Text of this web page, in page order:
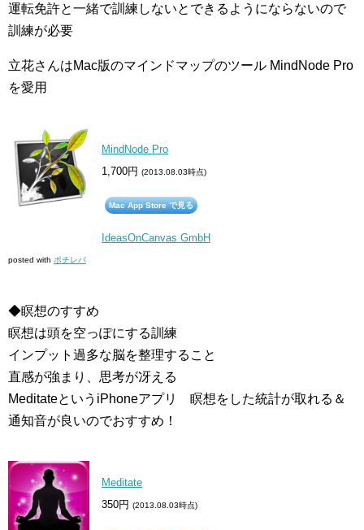
運転免許と一緒で訓練しないとできるようにならないので
訓練が必要
立花さんはMac版のマインドマップのツール MindNode Pro
を愛用
MindNode Pro
1,700円 (2013.08.03時点)
Mac App Store で見る
IdeasOnCanvas GmbH
posted with ポチレバ
◆瞑想のすすめ
瞑想は頭を空っぽにする訓練
インプット過多な脳を整理すること
直感が強まり、思考が冴える
MeditateというiPhoneアプリ 瞑想をした統計が取れる＆
通知音が良いのでおすすめ！
Meditate
350円 (2013.08.03時点)